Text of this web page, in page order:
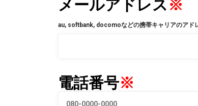
メールアドレス ※
au, softbank, docomoなどの携帯キャリアのアド
電話番号※